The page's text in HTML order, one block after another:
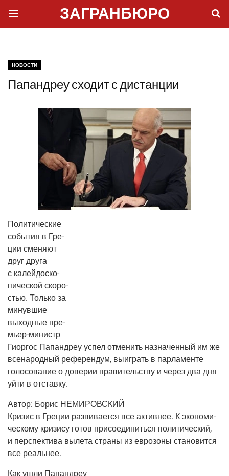
ЗАГРАНБЮРО
НОВОСТИ
Папандреу сходит с дистанции
Поли­ти­че­ские
собы­тия в Гре­
ции сме­ня­ют
друг дру­га
с калей­до­ско­
пи­че­ской ско­ро­
стью. Толь­ко за
минув­шие
выход­ные пре­
мьер-министр
Гиор­гос Папан­дреу успел отме­нить назна­чен­ный им же
все­на­род­ный рефе­рен­дум, выиг­рать в пар­ла­мен­те
голо­со­ва­ние о дове­рии пра­ви­тель­ству и через два дня
уйти в отставку.
Автор: Борис НЕМИРОВСКИЙ
Кри­зис в Гре­ции раз­ви­ва­ет­ся все актив­нее. К эко­но­ми­
че­ско­му кри­зи­су готов при­со­еди­нить­ся поли­ти­че­ский,
и пер­спек­ти­ва выле­та стра­ны из евро­зо­ны ста­но­вит­ся
все реальнее.
Как ушли Папандреу